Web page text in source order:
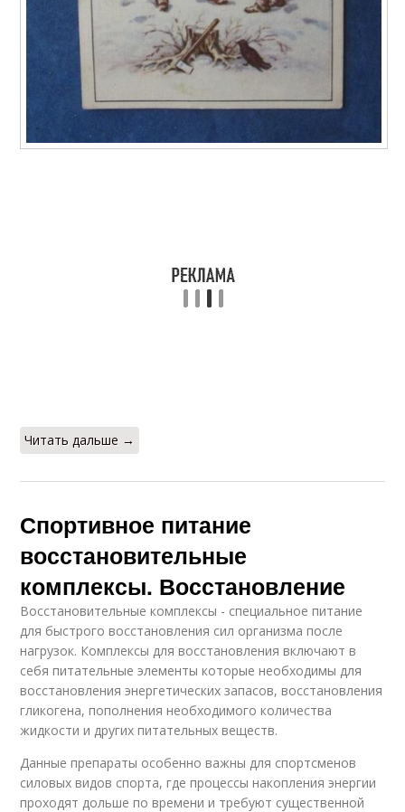
Читать дальше →
Спортивное питание
восстановительные
комплексы. Восстановление
Восстановительные комплексы - специальное питание
для быстрого восстановления сил организма после
нагрузок. Комплексы для восстановления включают в
себя питательные элементы которые необходимы для
восстановления энергетических запасов, восстановления
гликогена, пополнения необходимого количества
жидкости и других питательных веществ.
Данные препараты особенно важны для спортсменов
силовых видов спорта, где процессы накопления энергии
проходят дольше по времени и требуют существенной